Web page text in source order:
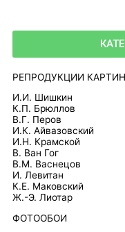
РЕПРОДУКЦИИ КАРТИН
И.И. Шишкин
К.П. Брюллов
В.Г. Перов
И.К. Айвазовский
И.Н. Крамской
В. Ван Гог
В.М. Васнецов
И. Левитан
К.Е. Маковский
Ж.-Э. Лиотар
ФОТООБОИ